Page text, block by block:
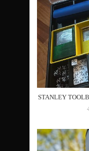
STANLEY